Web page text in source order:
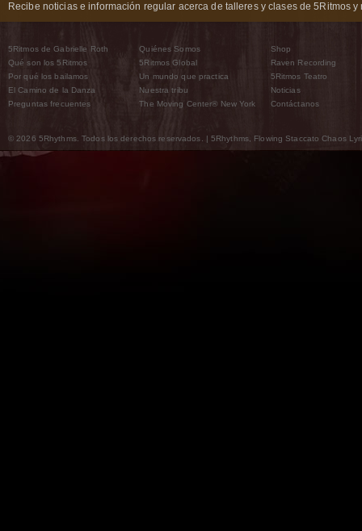
Recibe noticias e información regular acerca de talleres y clases de 5Ritmos y
5Ritmos de Gabrielle Roth
Qué son los 5Ritmos
Por qué los bailamos
El Camino de la Danza
Preguntas frecuentes
Quiénes Somos
5Ritmos Global
Un mundo que practica
Nuestra tribu
The Moving Center® New York
Shop
Raven Recording
5Ritmos Teatro
Noticias
Contáctanos
© 2026 5Rhythms. Todos los derechos reservados. | 5Rhythms, Flowing Staccato Chaos